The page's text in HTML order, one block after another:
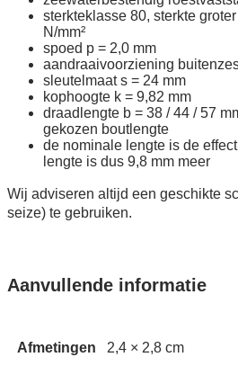
sterkteklasse 80, sterkte
N/mm²
spoed p = 2,0 mm
aandraaivoorziening
sleutelmaat s = 24 mm
kophoogte k = 9,82 mm
draadlengte b = 38 / 44 / 57
gekozen boutlengte
de nominale lengte is de
lengte is dus 9,8 mm meer
Wij adviseren altijd een geschikte
seize) te gebruiken.
Aanvullende informatie
Afmetingen 2,4 × 2,8 cm